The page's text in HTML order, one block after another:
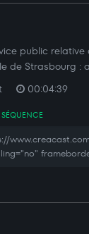
public
de Strasbourg :
00:04:39